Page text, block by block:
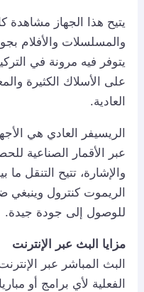
يتيح هذا الجهاز مشاهدة
والمسلسلات والأفلام
يتوفر فيه مرونة في
على الأسلاك الكثيرة
العادية.
الريسيفر العادي هي
عبر الأقمار الصناعية
والإشارة، تتيح التنقل ما
الريموت كنترول وينبغي
للوصول إلى جودة جيدة.
مزايا البث عبر الإنترنت
البث المباشر عبر
الفعلية لأي برامج أو